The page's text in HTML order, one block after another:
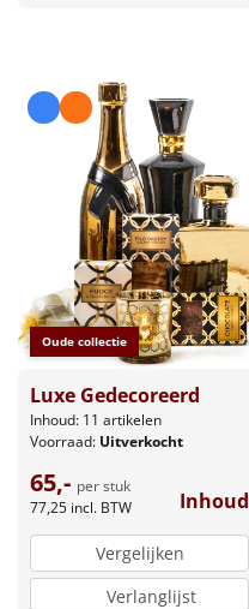
Oude collectie
Luxe Gedecoreerd
Inhoud: 11 artikelen
Voorraad: Uitverkocht
65,- per stuk
77,25 incl. BTW Inhoud
Vergelijken
Verlanglijst